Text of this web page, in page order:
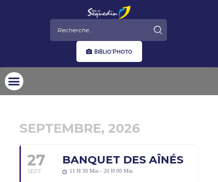
BIBLIO'PHOTO
SEPTEMBRE, 2026
27
SEPT
BANQUET DES AÎNÉS
11 H 30 Min - 20 H 00 Min